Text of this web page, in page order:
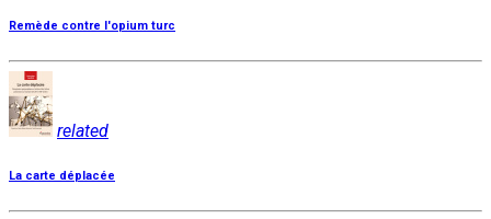
Remède contre l'opium turc
related
La carte déplacée